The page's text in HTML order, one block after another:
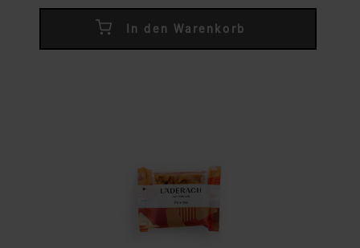
In den Warenkorb